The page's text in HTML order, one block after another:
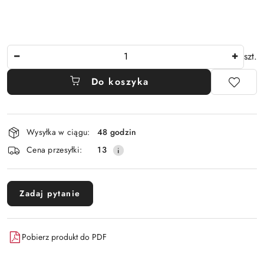
szt.
Do koszyka
Dostępność
i
dostawa
Wysyłka w ciągu:
48 godzin
Cena przesyłki:
13
Zadaj pytanie
Pobierz produkt do PDF